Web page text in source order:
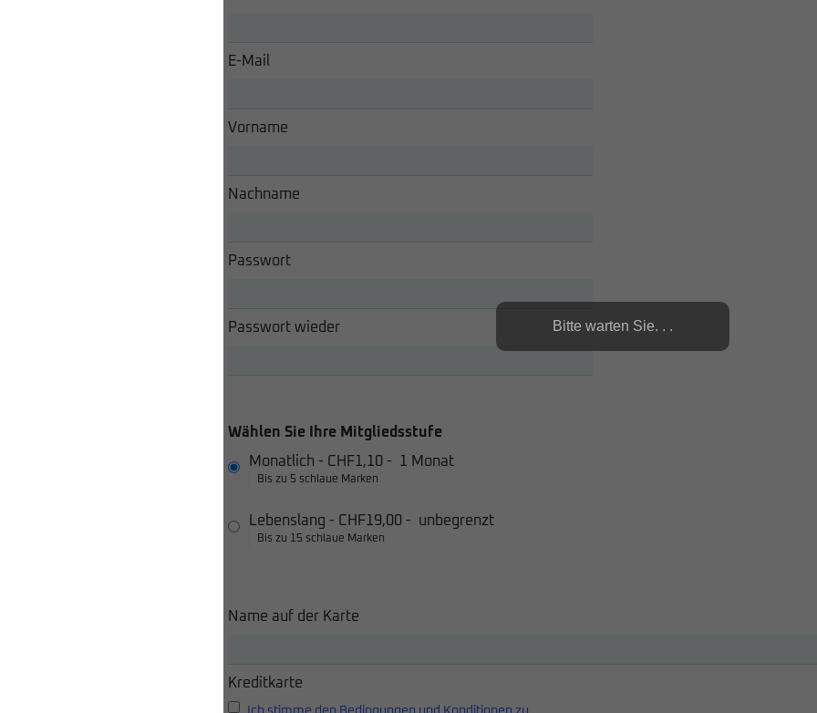
E-Mail
Vorname
Nachname
Passwort
Passwort wieder
Wählen Sie Ihre Mitgliedsstufe
Monatlich - CHF1,10 - 1 Monat
Bis zu 5 schlaue Marken
Lebenslang - CHF19,00 - unbegrenzt
Bis zu 15 schlaue Marken
Name auf der Karte
Kreditkarte
Bitte warten Sie. . .